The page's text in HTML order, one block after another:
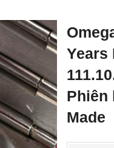
Years
Phiên
Made